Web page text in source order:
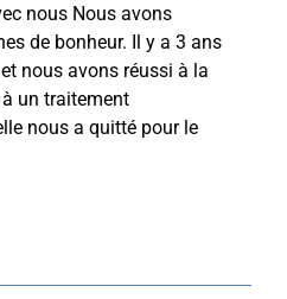
nous Nous avons
de bonheur. Il y a 3 ans
nous avons réussi à la
un traitement
nous a quitté pour le